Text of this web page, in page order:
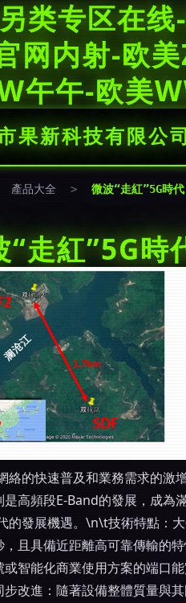
类专区在
网内射-欧
午午-欧美
果新科技有限公司
產品大全 > 微波“走紅”5G時
“走紅”5G
絡的快速普及和業務需求的激
是高頻段E-Band的發展，成為
的發展機遇。\n\t技術特點：
，且具備近距離高可靠傳輸的
或智能化商業使用方案的端口
步改進：隨著設備整體質量與